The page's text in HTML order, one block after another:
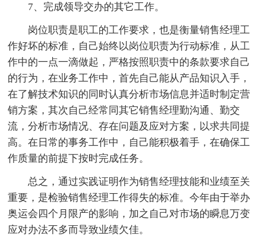
7、完成领导交办的其它工作。
岗位职责是职工的工作要求，也是衡量销售经理工
作好坏的标准，自己始终以岗位职责为行动标准，从工
作中的一点一滴做起，严格按照职责中的条款要求自己
的行为，在业务工作中，首先自己能从产品知识入手，
在了解技术知识的同时认真分析市场信息并适时制定营
销方案，其次自己经常同其它销售经理勤沟通、勤交
流，分析市场情况、存在问题及应对方案，以求共同提
高。在日常的事务工作中，自己能积极着手，在确保工
作质量的前提下按时完成任务。
总之，通过实践证明作为销售经理技能和业绩至关
重要，是检验销售经理工作得失的标准。今年由于举办
奥运会四个月限产的影响，加之自己对市场的瞬息万变
应对办法不多而导致业绩欠佳。